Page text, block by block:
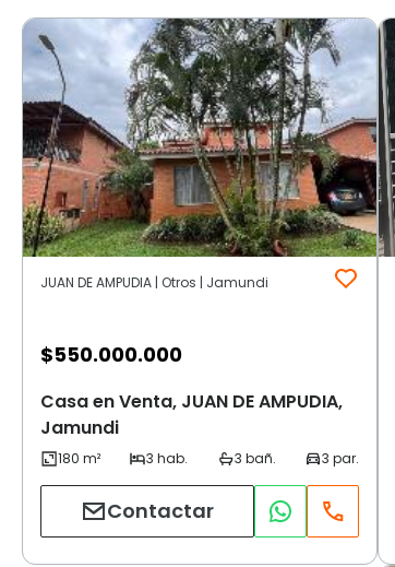
JUAN DE AMPUDIA | Otros | Jamundi
$550.000.000
Casa en Venta, JUAN DE AMPUDIA,
Jamundi
Contactar